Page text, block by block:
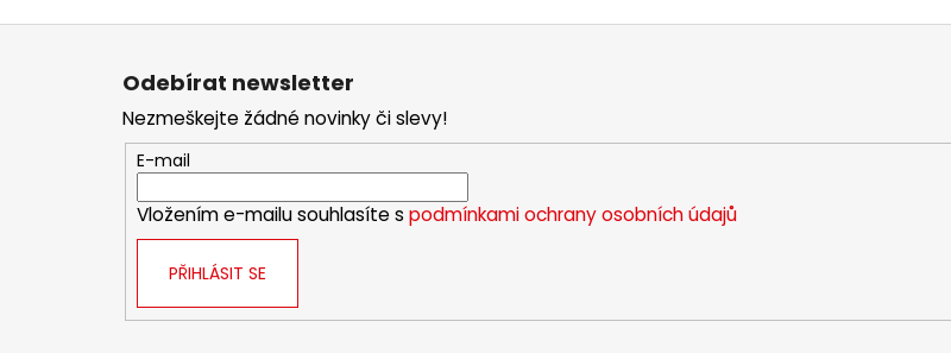
Z
Odebírat newsletter
Nezmeškejte žádné novinky či slevy!
E-mail
Vložením e-mailu souhlasíte s podmínkami ochrany osobních údajů
PŘIHLÁSIT SE